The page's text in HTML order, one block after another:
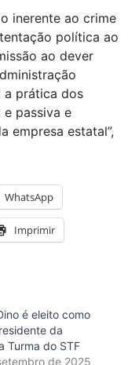
inerente ao crime
política ao
ao dever
a prática dos
passiva e
empresa estatal”,
WhatsApp
Imprimir
é eleito como
da
Turma do STF
de 2025